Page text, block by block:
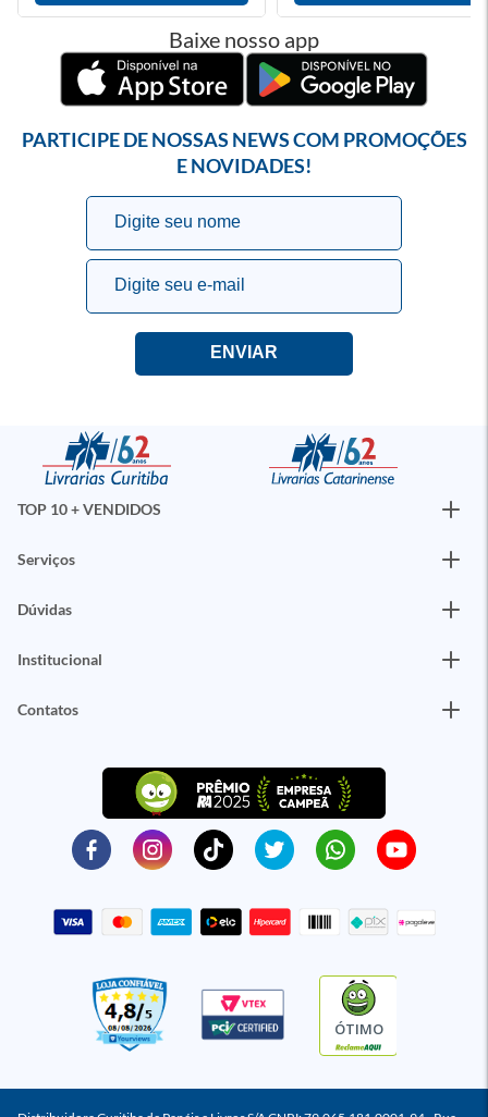
Baixe nosso app
PARTICIPE DE NOSSAS NEWS COM PROMOÇÕES
E NOVIDADES!
TOP 10 + VENDIDOS
Serviços
Dúvidas
Institucional
Contatos
ÓTIMO